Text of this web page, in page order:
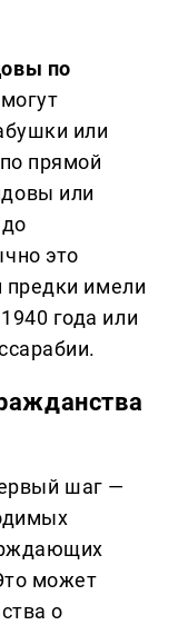
по
или
прямой
или
это
предки имели
года или
шаг —
может
о